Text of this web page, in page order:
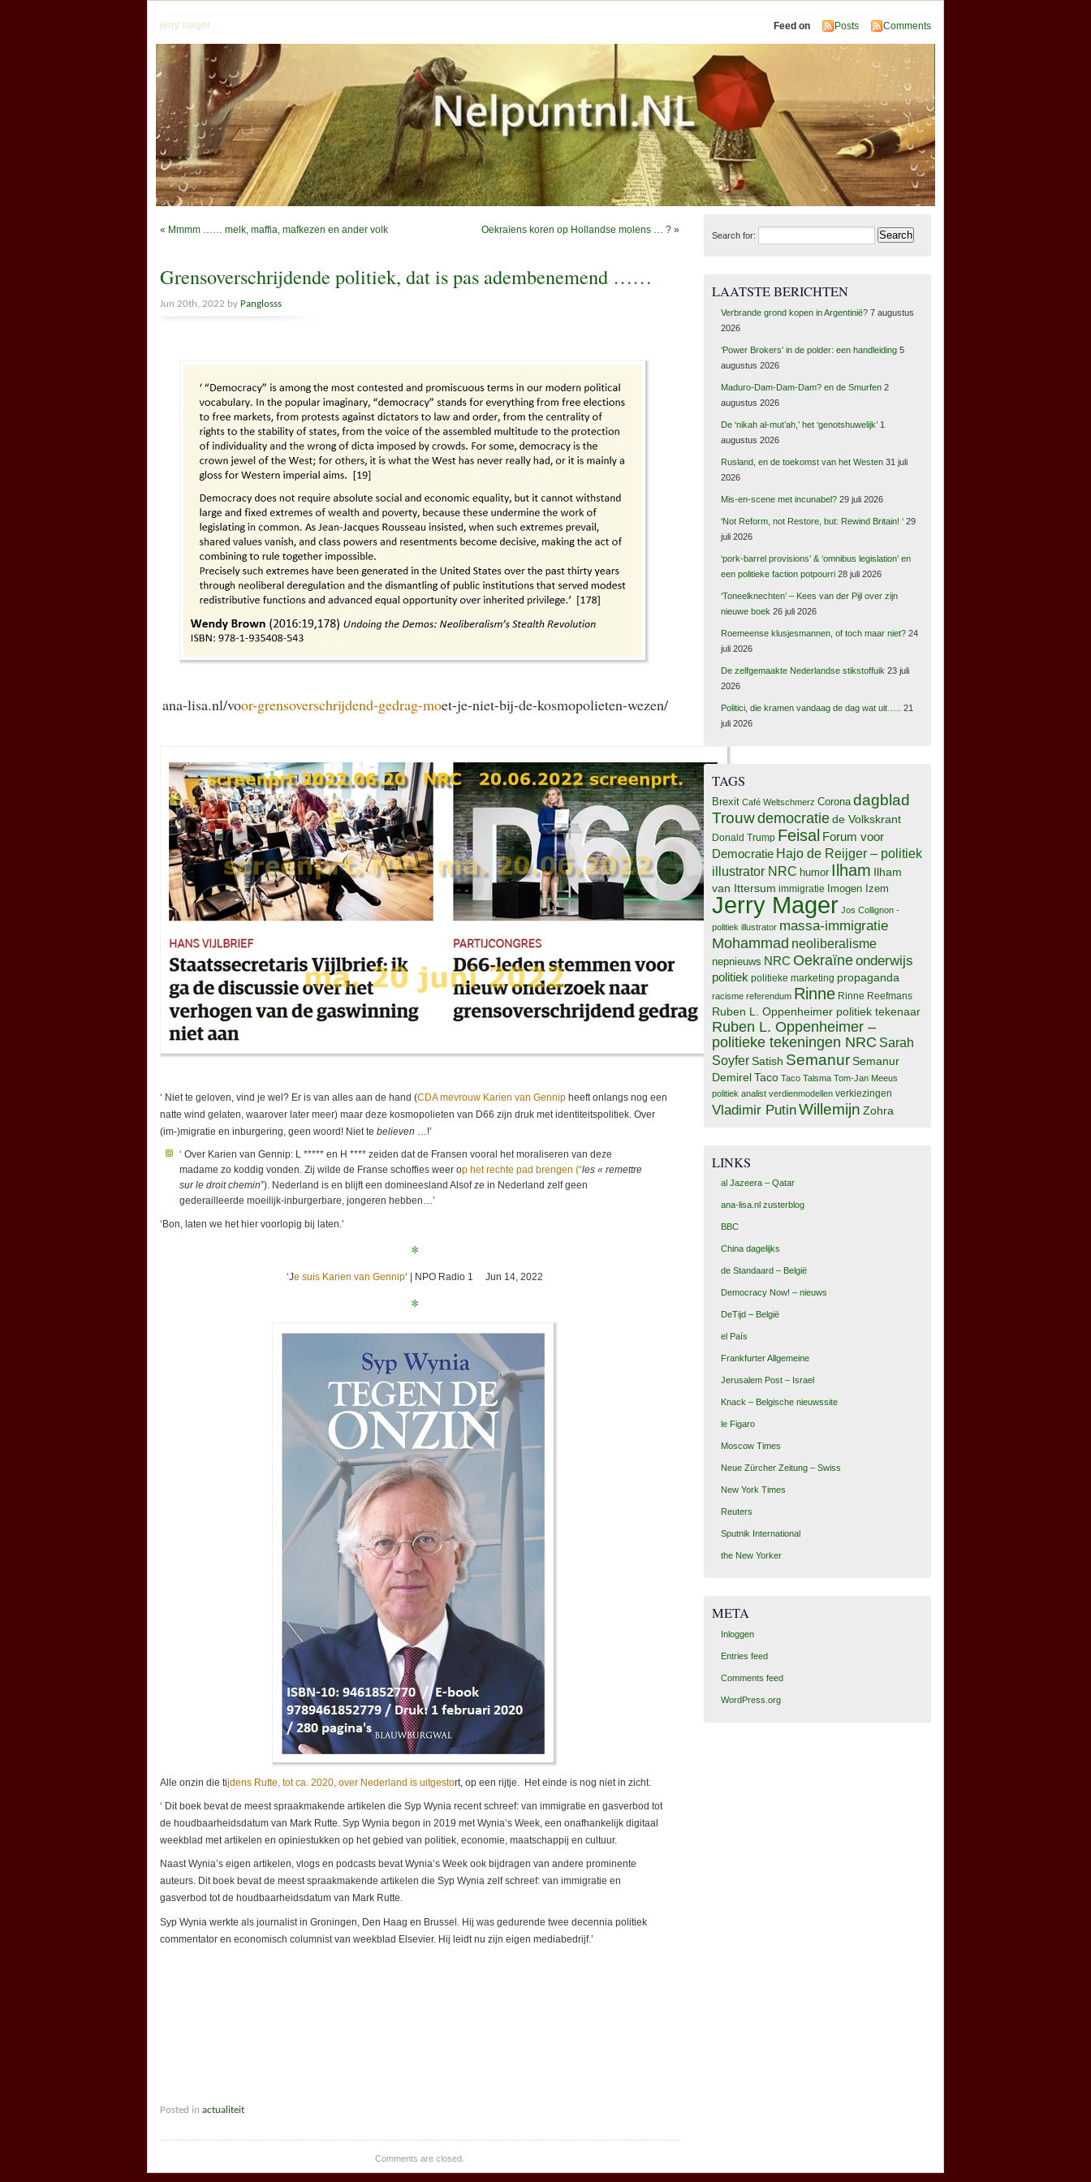
jerry mager Feed on Posts Comments
« Mmmm …… melk, maffia, mafkezen en ander volk Oekraïens koren op Hollandse molens … ? »
Grensoverschrijdende politiek, dat is pas adembenemend ……
Jun 20th, 2022 by Panglosss
ana-lisa.nl/voor-grensoverschrijdend-gedrag-moet-je-niet-bij-de-kosmopolieten-wezen/
‘ Niet te geloven, vind je wel? Er is van alles aan de hand (CDA mevrouw Karien van Gennip heeft onlangs nog een
natte wind gelaten, waarover later meer) maar deze kosmopolieten van D66 zijn druk met identiteitspolitiek. Over
(im-)migratie en inburgering, geen woord! Niet te believen …!’
‘ Over Karien van Gennip: L ***** en H **** zeiden dat de Fransen vooral het moraliseren van deze
madame zo koddig vonden. Zij wilde de Franse schoffies weer op het rechte pad brengen (“les « remettre
sur le droit chemin”). Nederland is en blijft een domineesland Alsof ze in Nederland zelf geen
gederailleerde moeilijk-inburgerbare, jongeren hebben…’
‘Bon, laten we het hier voorlopig bij laten.’
*
‘Je suis Karien van Gennip‘ | NPO Radio 1 Jun 14, 2022
*
Alle onzin die tijdens Rutte, tot ca. 2020, over Nederland is uitgestort, op een rijtje. Het einde is nog niet in zicht.
‘ Dit boek bevat de meest spraakmakende artikelen die Syp Wynia recent schreef: van immigratie en gasverbod tot
de houdbaarheidsdatum van Mark Rutte. Syp Wynia begon in 2019 met Wynia’s Week, een onafhankelijk digitaal
weekblad met artikelen en opiniestukken op het gebied van politiek, economie, maatschappij en cultuur.
Naast Wynia’s eigen artikelen, vlogs en podcasts bevat Wynia’s Week ook bijdragen van andere prominente
auteurs. Dit boek bevat de meest spraakmakende artikelen die Syp Wynia zelf schreef: van immigratie en
gasverbod tot de houdbaarheidsdatum van Mark Rutte.
Syp Wynia werkte als journalist in Groningen, Den Haag en Brussel. Hij was gedurende twee decennia politiek
commentator en economisch columnist van weekblad Elsevier. Hij leidt nu zijn eigen mediabedrijf.’
Posted in actualiteit
Comments are closed.
Search for:
LAATSTE BERICHTEN
Verbrande grond kopen in Argentinië? 7 augustus
2026
‘Power Brokers’ in de polder: een handleiding 5
augustus 2026
Maduro-Dam-Dam-Dam? en de Smurfen 2
augustus 2026
De ‘nikah al-mut’ah,’ het ‘genotshuwelijk’ 1
augustus 2026
Rusland, en de toekomst van het Westen 31 juli
2026
Mis-en-scene met incunabel? 29 juli 2026
‘Not Reform, not Restore, but: Rewind Britain! ‘ 29
juli 2026
‘pork-barrel provisions’ & ‘omnibus legislation’ en
een politieke faction potpourri 28 juli 2026
‘Toneelknechten’ – Kees van der Pijl over zijn
nieuwe boek 26 juli 2026
Roemeense klusjesmannen, of toch maar niet? 24
juli 2026
De zelfgemaakte Nederlandse stikstoffuik 23 juli
2026
Politici, die kramen vandaag de dag wat uit…..
21
juli 2026
TAGS
Brexit Café Weltschmerz Corona dagblad
Trouwdemocratiede Volkskrant
Donald Trump Feisal Forum voor
Democratie Hajo de Reijger – politiek
illustrator NRC humor Ilham Ilham
van Ittersum immigratie Imogen Izem
Jerry Mager Jos Collignon -
politiek illustrator massa-immigratie
Mohammad neoliberalisme
nepnieuws NRC Oekraïneonderwijs
politiek politieke marketing propaganda
racisme referendum Rinne Rinne Reefmans
Ruben L. Oppenheimer politiek tekenaar
Ruben L. Oppenheimer –
politieke tekeningen NRC Sarah
Soyfer Satish SemanurSemanur
DemirelTaco Taco Talsma Tom-Jan Meeus
politiek analist verdienmodellen verkiezingen
Vladimir PutinWillemijn Zohra
LINKS
al Jazeera – Qatar
ana-lisa.nl zusterblog
BBC
China dagelijks
de Standaard – België
Democracy Now! – nieuws
DeTijd – België
el País
Frankfurter Allgemeine
Jerusalem Post – Israel
Knack – Belgische nieuwssite
le Figaro
Moscow Times
Neue Zürcher Zeitung – Swiss
New York Times
Reuters
Sputnik International
the New Yorker
META
Inloggen
Entries feed
Comments feed
WordPress.org